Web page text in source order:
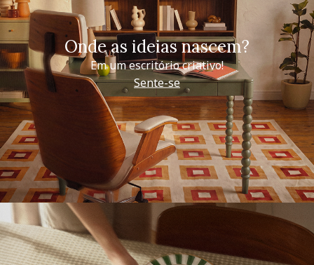
Onde as ideias nascem?
Em um escritório criativo!
Sente-se